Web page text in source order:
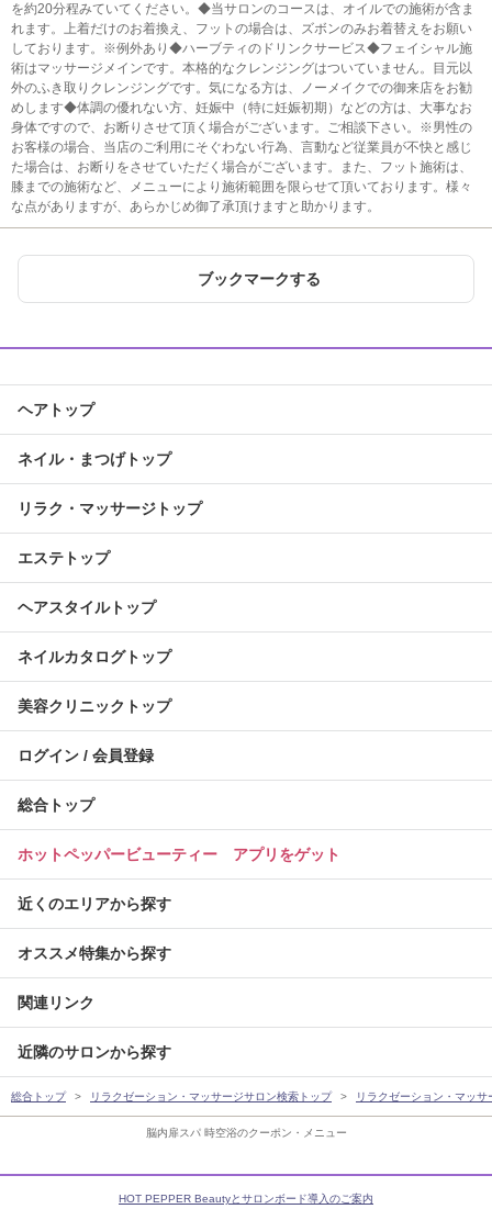
脳内扉スパ 時空浴のクーポン・メニュー
を約20分程みていてください。◆当サロンのコースは、オイルでの施術が含ま
れます。上着だけのお着換え、フットの場合は、ズボンのみお着替えをお願い
しております。※例外あり◆ハーブティのドリンクサービス◆フェイシャル施
術はマッサージメインです。本格的なクレンジングはついていません。目元以
外のふき取りクレンジングです。気になる方は、ノーメイクでの御来店をお勧
めします◆体調の優れない方、妊娠中（特に妊娠初期）などの方は、大事なお
身体ですので、お断りさせて頂く場合がございます。ご相談下さい。※男性の
お客様の場合、当店のご利用にそぐわない行為、言動など従業員が不快と感じ
た場合は、お断りをさせていただく場合がございます。また、フット施術は、
膝までの施術など、メニューにより施術範囲を限らせて頂いております。様々
な点がありますが、あらかじめ御了承頂けますと助かります。
ブックマークする
ヘアトップ
ネイル・まつげトップ
リラク・マッサージトップ
エステトップ
ヘアスタイルトップ
ネイルカタログトップ
美容クリニックトップ
ログイン / 会員登録
総合トップ
ホットペッパービューティー アプリをゲット
近くのエリアから探す
オススメ特集から探す
関連リンク
近隣のサロンから探す
総合トップ リラクゼーション・マッサージサロン検索トップ リラクゼーション・マッ
HOT PEPPER Beautyとサロンボード導入のご案内